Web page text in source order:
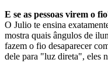
E se as pessoas virem o
O Julio te ensina
mostra quais ângulos de
fazem o fio desaparecer
dele para "luz direta", eles